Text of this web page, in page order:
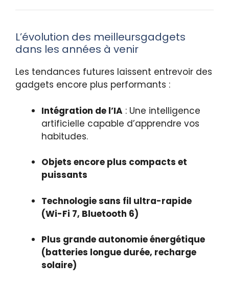
L’évolution des meilleursgadgets
dans les années à venir
Les tendances futures laissent entrevoir des
gadgets encore plus performants :
Intégration de l’IA : Une intelligence
artificielle capable d’apprendre vos
habitudes.
Objets encore plus compacts et
puissants
Technologie sans fil ultra-rapide
(Wi-Fi 7, Bluetooth 6)
Plus grande autonomie énergétique
(batteries longue durée, recharge
solaire)